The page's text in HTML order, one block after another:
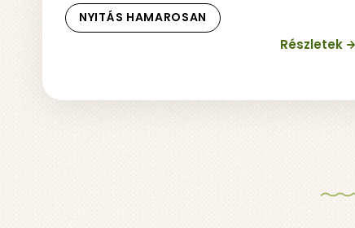
ÁLLAPOT:
NYITÁS HAMAROSAN
Részletek